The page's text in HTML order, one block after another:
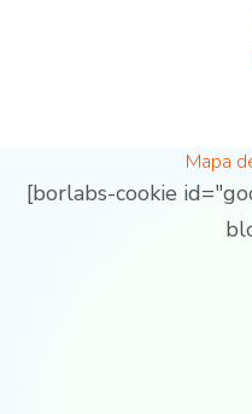
Mapa
[borlabs-cookie